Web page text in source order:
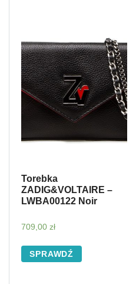
Torebka
ZADIG&VOLTAIRE –
LWBA00122 Noir
709,00 zł
SPRAWDŹ